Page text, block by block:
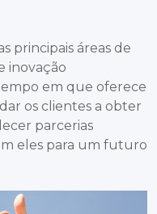
principais áreas de
inovação
em que oferece
os clientes a obter
parcerias
eles para um futuro